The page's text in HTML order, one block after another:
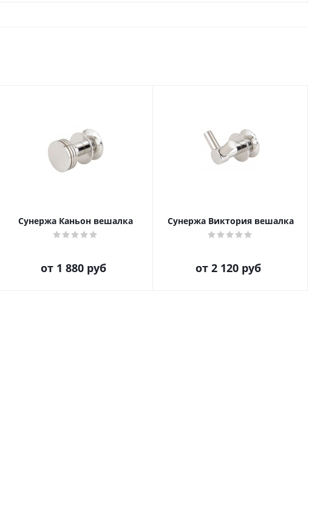
Сунержа Каньон вешалка
от 1 880 руб
Сунержа Виктория вешалка
от 2 120 руб